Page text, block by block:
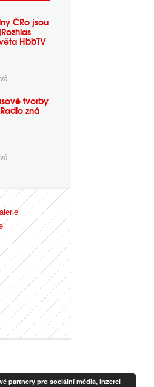
ČRo jsou
HbbTV
tvorby
zná
partnery pro sociální média, inzerci